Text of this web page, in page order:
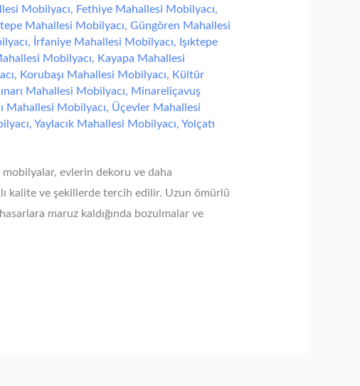
Mobilyacı, Fethiye Mahallesi Mobilyacı,
Mahallesi Mobilyacı, Güngören Mahallesi
, İrfaniye Mahallesi Mobilyacı, Işıktepe
Mobilyacı, Kayapa Mahallesi
, Korubaşı Mahallesi Mobilyacı, Kültür
Mahallesi Mobilyacı, Minareliçavuş
Mahallesi Mobilyacı, Üçevler Mahallesi
, Yaylacık Mahallesi Mobilyacı, Yolçatı
evlerin dekoru ve daha
kalite ve şekillerde tercih edilir. Uzun ömürlü
maruz kaldığında bozulmalar ve